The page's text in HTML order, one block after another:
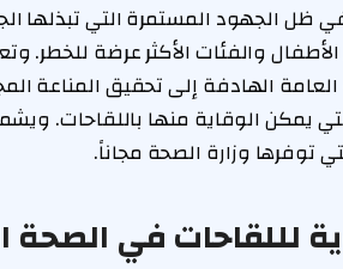
ظل الجهود المستمرة التي تبذلها
والفئات الأكثر عرضة للخطر.
الهادفة إلى تحقيق المناعة
يمكن الوقاية منها باللقاحات.
توفرها وزارة الصحة مجاناً.
لللقاحات في الصحة